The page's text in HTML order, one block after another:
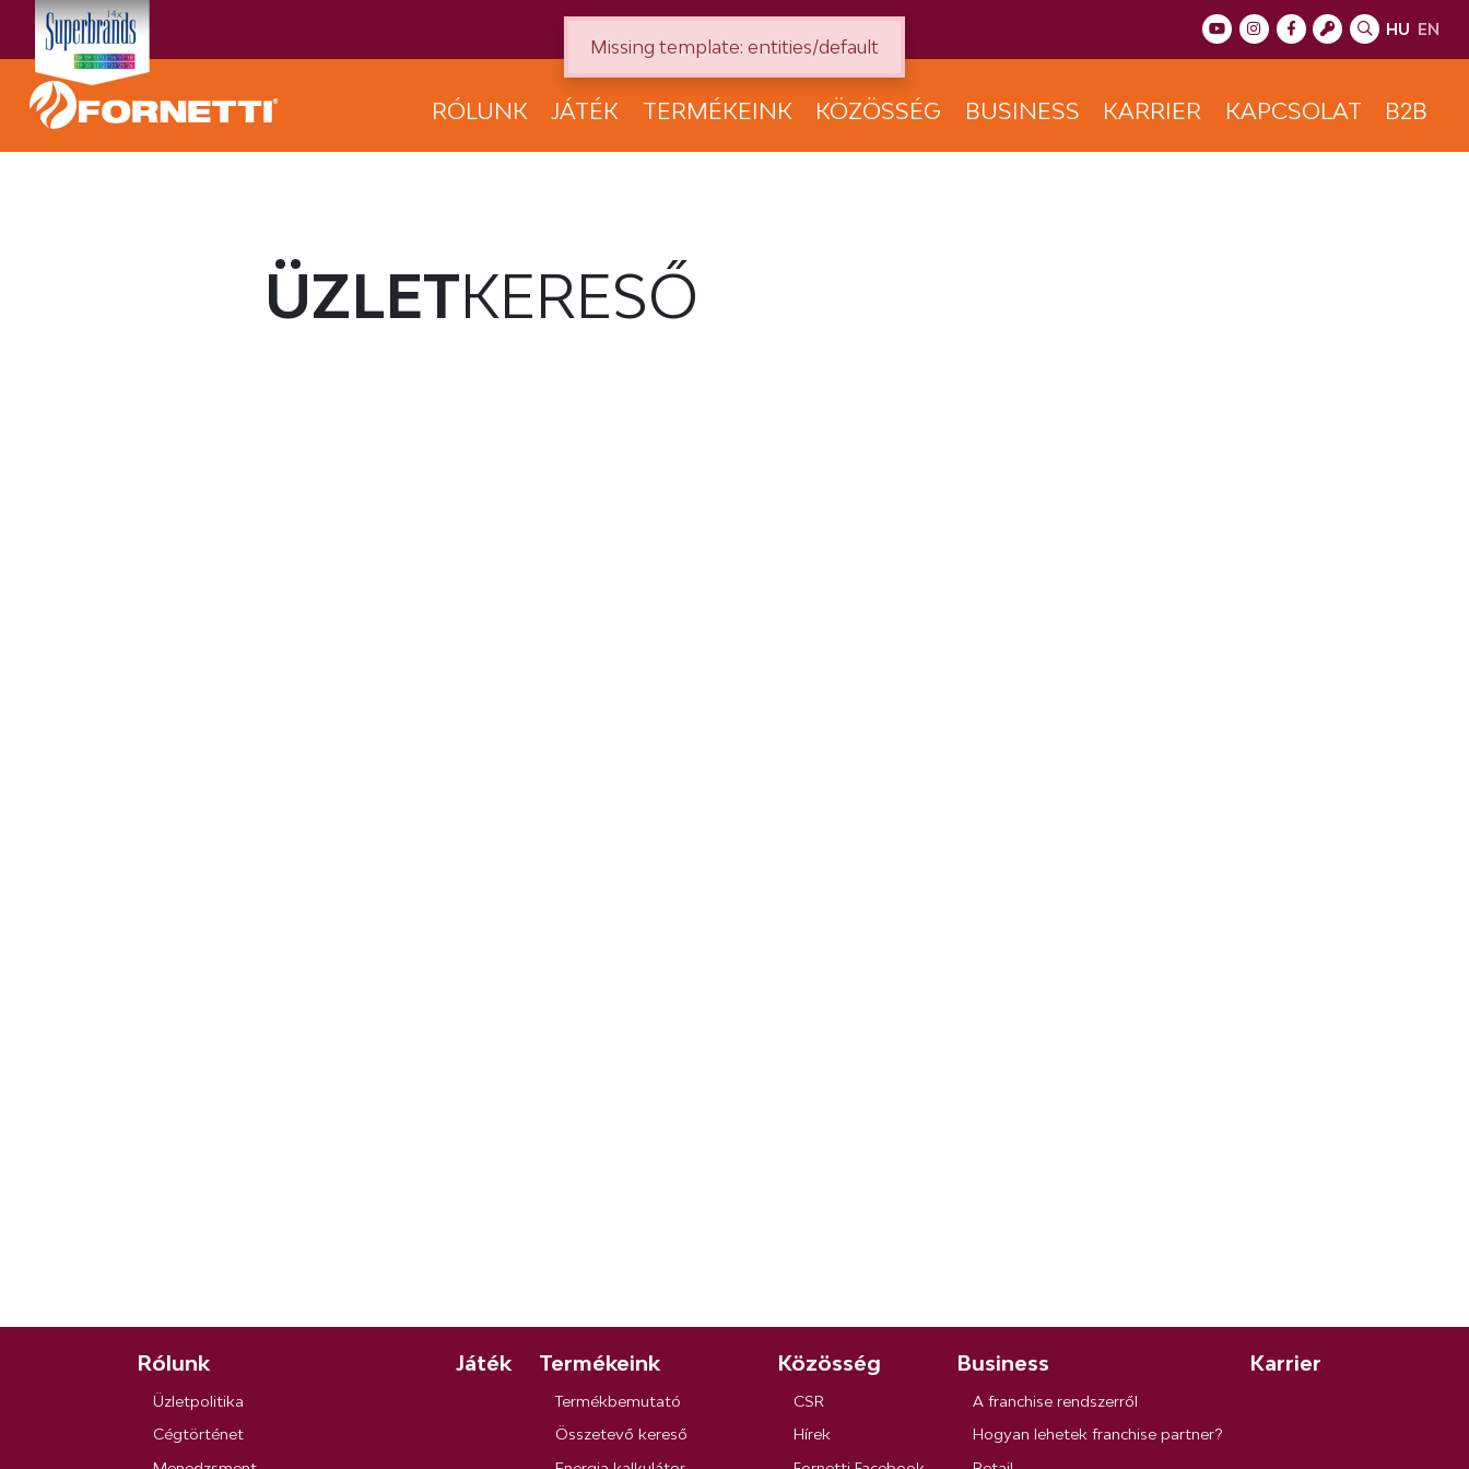
HU EN
RÓLUNK JÁTÉK TERMÉKEINK KÖZÖSSÉG BUSINESS KARRIER KAPCSOLAT B2B
ÜZLETKERESŐ
Rólunk
Üzletpolitika
Cégtörténet
Játék Termékeink
Termékbemutató
Összetevő kereső
Közösség
CSR
Hírek
Business
A franchise rendszerről
Hogyan lehetek franchise partner?
Karrier
Missing template: entities/default